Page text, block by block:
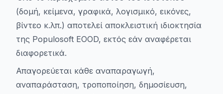
(δομή, κείμενα, γραφικά, λογισμικό, εικόνες,
βίντεο κ.λπ.) αποτελεί αποκλειστική ιδιοκτησία
της Populosoft EOOD, εκτός εάν αναφέρεται
διαφορετικά.
Απαγορεύεται κάθε αναπαραγωγή,
αναπαράσταση, τροποποίηση, δημοσίευση,